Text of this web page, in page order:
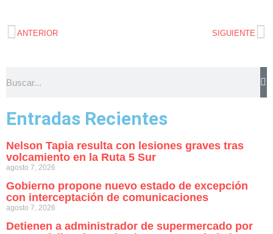
ANTERIOR SIGUIENTE
Entradas Recientes
Nelson Tapia resulta con lesiones graves tras
volcamiento en la Ruta 5 Sur
agosto 7, 2026
Gobierno propone nuevo estado de excepción
con interceptación de comunicaciones
agosto 7, 2026
Detienen a administrador de supermercado por